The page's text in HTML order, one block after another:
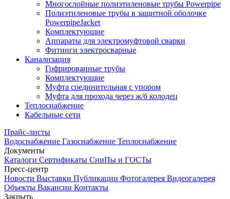
Многослойные полиэтиленовые трубы Powerpipe
Полиэтиленовые трубы в защитной оболочке
PowerpipeJacket
Комплектующие
Аппараты для электромуфтовой сварки
Фитинги электросварные
Канализация
Гофрированные трубы
Комплектующие
Муфта соединительная с упором
Муфта для прохода через ж/б колодец
Теплоснабжение
Кабельные сети
Прайс-листы
Водоснабжение Газоснабжение Теплоснабжение
Документы
Каталоги Сертификаты СниПы и ГОСТы
Пресс-центр
Новости Выставки Публикации Фотогалерея Видеогалерея
Объекты Вакансии Контакты
Закрыть